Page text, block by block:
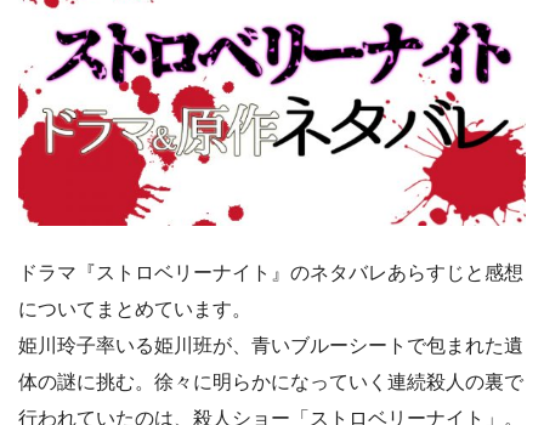
ドラマ『ストロベリーナイト』のネタバレあらすじと感想
についてまとめています。
姫川玲子率いる姫川班が、青いブルーシートで包まれた遺
体の謎に挑む。徐々に明らかになっていく連続殺人の裏で
行われていたのは、殺人ショー「ストロベリーナイト」。